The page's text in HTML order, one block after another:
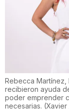
Rebecca Martínez,
recibieron ayuda
poder emprender
necesarias. (Xavier